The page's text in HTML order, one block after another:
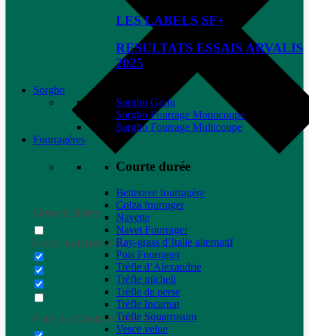
Generic filters
Exact matches only
Filter by Custom Post Type
LES LABELS SF+
RESULTATS ESSAIS ARVALIS
2025
Sorgho
Sorgho Grain
Sorgho Fourrage Monocoupe
Sorgho Fourrage Multicoupe
Fourragères
Courte durée
Betterave fourragère
Colza fourrager
Navette
Navet Fourrager
Ray-grass d’Italie alternatif
Pois Fourrager
Trèfle d’Alexandrie
Trèfle micheli
Trèfle de perse
Trèfle Incarnat
Trèfle Squarrosum
Vesce velue